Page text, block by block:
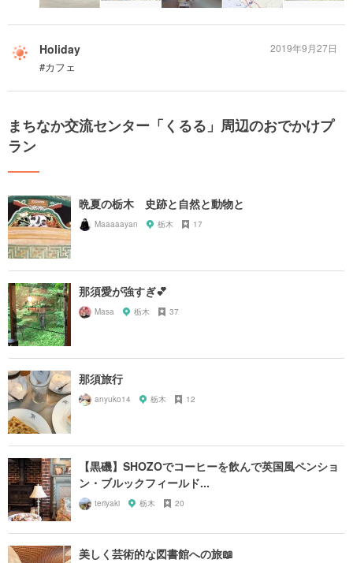
Holiday
#カフェ
2019年9月27日
まちなか交流センター「くるる」周辺のおでかけプ
ラン
晩夏の栃木 史跡と自然と動物と
Maaaaayan 栃木 17
那須愛が強すぎ💕
Masa 栃木 37
那須旅行
anyuko14 栃木 12
【黒磯】SHOZOでコーヒーを飲んで英国風ペンショ
ン・ブルックフィールド...
teriyaki 栃木 20
美しく芸術的な図書館への旅📖